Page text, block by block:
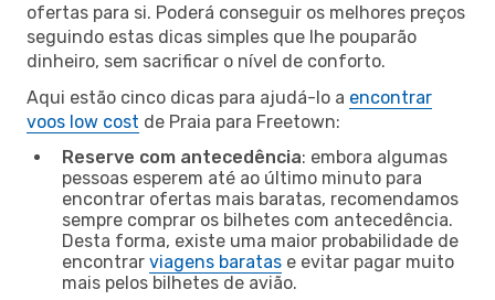
ofertas para si. Poderá conseguir os melhores preços
seguindo estas dicas simples que lhe pouparão
dinheiro, sem sacrificar o nível de conforto.
Aqui estão cinco dicas para ajudá-lo a encontrar
voos low cost de Praia para Freetown:
Reserve com antecedência: embora algumas
pessoas esperem até ao último minuto para
encontrar ofertas mais baratas, recomendamos
sempre comprar os bilhetes com antecedência.
Desta forma, existe uma maior probabilidade de
encontrar viagens baratas e evitar pagar muito
mais pelos bilhetes de avião.